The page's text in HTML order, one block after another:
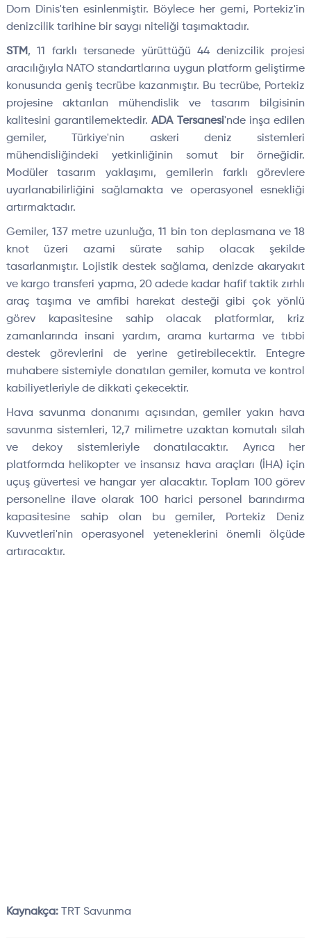
Dom Dinis'ten esinlenmiştir. Böylece her gemi, Portekiz'in
denizcilik tarihine bir saygı niteliği taşımaktadır.
STM, 11 farklı tersanede yürüttüğü 44 denizcilik projesi
aracılığıyla NATO standartlarına uygun platform geliştirme
konusunda geniş tecrübe kazanmıştır. Bu tecrübe, Portekiz
projesine aktarılan mühendislik ve tasarım bilgisinin
kalitesini garantilemektedir.ADA Tersanesi'nde inşa edilen
gemiler, Türkiye'nin askeri deniz sistemleri
mühendisliğindeki yetkinliğinin somut bir örneğidir.
Modüler tasarım yaklaşımı, gemilerin farklı görevlere
uyarlanabilirliğini sağlamakta ve operasyonel esnekliği
artırmaktadır.
Gemiler, 137 metre uzunluğa, 11 bin ton deplasmana ve 18
knot üzeri azami sürate sahip olacak şekilde
tasarlanmıştır. Lojistik destek sağlama, denizde akaryakıt
ve kargo transferi yapma, 20 adede kadar hafif taktik zırhlı
araç taşıma ve amfibi harekat desteği gibi çok yönlü
görev kapasitesine sahip olacak platformlar, kriz
zamanlarında insani yardım, arama kurtarma ve tıbbi
destek görevlerini de yerine getirebilecektir. Entegre
muhabere sistemiyle donatılan gemiler, komuta ve kontrol
kabiliyetleriyle de dikkati çekecektir.
Hava savunma donanımı açısından, gemiler yakın hava
savunma sistemleri, 12,7 milimetre uzaktan komutalı silah
ve dekoy sistemleriyle donatılacaktır. Ayrıca her
platformda helikopter ve insansız hava araçları (İHA) için
uçuş güvertesi ve hangar yer alacaktır. Toplam 100 görev
personeline ilave olarak 100 harici personel barındırma
kapasitesine sahip olan bu gemiler, Portekiz Deniz
Kuvvetleri'nin operasyonel yeteneklerini önemli ölçüde
artıracaktır.
Kaynakça: TRT Savunma